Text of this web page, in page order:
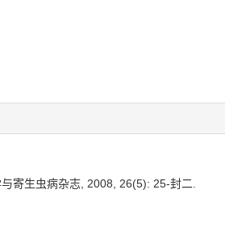
寄生虫病杂志, 2008, 26(5): 25-封二.